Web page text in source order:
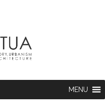
MENU